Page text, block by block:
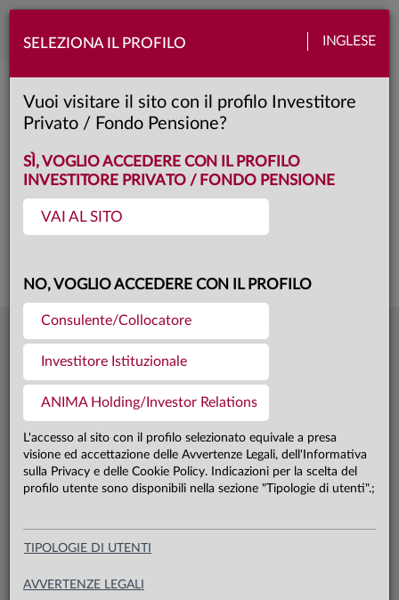
SELEZIONA IL PROFILO INGLESE
Vuoi visitare il sito con il profilo Investitore
Privato / Fondo Pensione?
SÌ, VOGLIO ACCEDERE CON IL PROFILO
INVESTITORE PRIVATO / FONDO PENSIONE
VAI AL SITO
NO, VOGLIO ACCEDERE CON IL PROFILO
Consulente/Collocatore
Investitore Istituzionale
ANIMA Holding/Investor Relations
L'accesso al sito con il profilo selezionato equivale a presa
visione ed accettazione delle Avvertenze Legali, dell'Informativa
sulla Privacy e delle Cookie Policy. Indicazioni per la scelta del
profilo utente sono disponibili nella sezione "Tipologie di utenti".;
TIPOLOGIE DI UTENTI
AVVERTENZE LEGALI
Toggle
Anima Pro Italia
Classe: AP
Questa è una comunicazione di marketing. Si prega di consultare il prospetto e
Ultima quota
04.08.26
Patrimonio fondo 31.07.26
Patrimonio classe AP 31.07.26
Carta di identità
Linea
Strategie
Sistema
Macrocategoria